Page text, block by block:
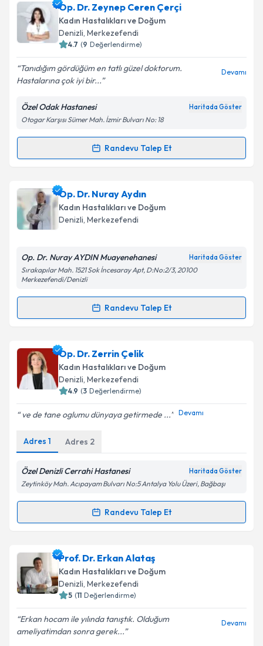
Doç. Dr. Gülşah Selvi Demirtaşiçin randevu takvimi
talebi oluşturun. Size bu uzmandan randevu almanız
için bir takvim hazırlandığında e-posta ile
bilgilendireceğiz.
E-posta Adresiniz
Kişisel verilerimin işlenmesine ilişkin
Metni'ni okudum ve kişisel verilerimin belirtilen
kapsamda işlenmesini kabul ediyorum.
Op. Dr. Zeynep Ceren Çerçi
Kadın Hastalıkları ve Doğum
Denizli, Merkezefendi
4.7 (9 Değerlendirme)
Tanıdığım gördüğüm en tatlı güzel doktorum.
Hastalarına çok iyi bir...
Devamı
Özel Odak Hastanesi Haritada Göster
Otogar Karşısı Sümer Mah. İzmir Bulvarı No: 18
Randevu Talep Et
Randevu Takvimi Talebi
Op. Dr. Zeynep Ceren Çerçi
talebi oluşturun. Size bu uzmandan randevu almanız
için bir takvim hazırlandığında e-posta ile
bilgilendireceğiz.
Kişisel verilerimin işlenmesine ilişkin
Metni'ni okudum ve kişisel verilerimin belirtilen
Takvim Talebini Gönder
Op. Dr. Nuray Aydın
Kadın Hastalıkları ve Doğum
Denizli, Merkezefendi
Op. Dr. Nuray AYDIN Muayenehanesi Haritada Göster
Sırakapılar Mah. 1521 Sok İncesaray Apt, D:No:2/3, 20100
Merkezefendi/Denizli
Randevu Talep Et
Randevu Takvimi Talebi
Op. Dr. Nuray Aydıniçin randevu takvimi talebi
oluşturun. Size bu uzmandan randevu almanız için bir
takvim hazırlandığında e-posta ile bilgilendireceğiz.
Metni'ni okudum ve kişisel verilerimin belirtilen
kapsamda işlenmesini kabul ediyorum.
Takvim Talebini Gönder
Op. Dr. Zerrin Çelik
Kadın Hastalıkları ve Doğum
Denizli, Merkezefendi
4.9 (3 Değerlendirme)
ve de tane oglumu dünyaya getirmede ... Devamı
Adres 1 Adres 2
Özel Denizli Cerrahi Hastanesi Haritada Göster
Zeytinköy Mah. Acıpayam Bulvarı No:5 Antalya Yolu Üzeri, Bağbaşı
Randevu Talep Et
Randevu Takvimi Talebi
Op. Dr. Zerrin Çelikiçin randevu takvimi talebi
oluşturun. Size bu uzmandan randevu almanız için bir
takvim hazırlandığında e-posta ile bilgilendireceğiz.
Prof. Dr. Erkan Alataş
Kadın Hastalıkları ve Doğum
Denizli, Merkezefendi
5 (11 Değerlendirme)
Erkan hocam ile yılında tanıştık. Olduğum
ameliyatimdan sonra gerek...
Devamı